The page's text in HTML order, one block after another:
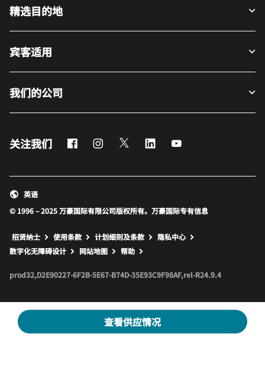
查看供应情况
精选目的地
宾客适用
我们的公司
关注我们 FacebookInstagram
Twitter LinkedIn
© 1996 – 2025 万豪国际有限公司版权所有。万豪国际专有信息
英语
招贤纳士 使用条款 计划细则及条款
隐私中心
数字化无障碍设计
网站地图 打开新窗口
帮助
prod32,D2E90227-6F2B-5E67-B74D-35E93C9F98AF,rel-R24.9.4